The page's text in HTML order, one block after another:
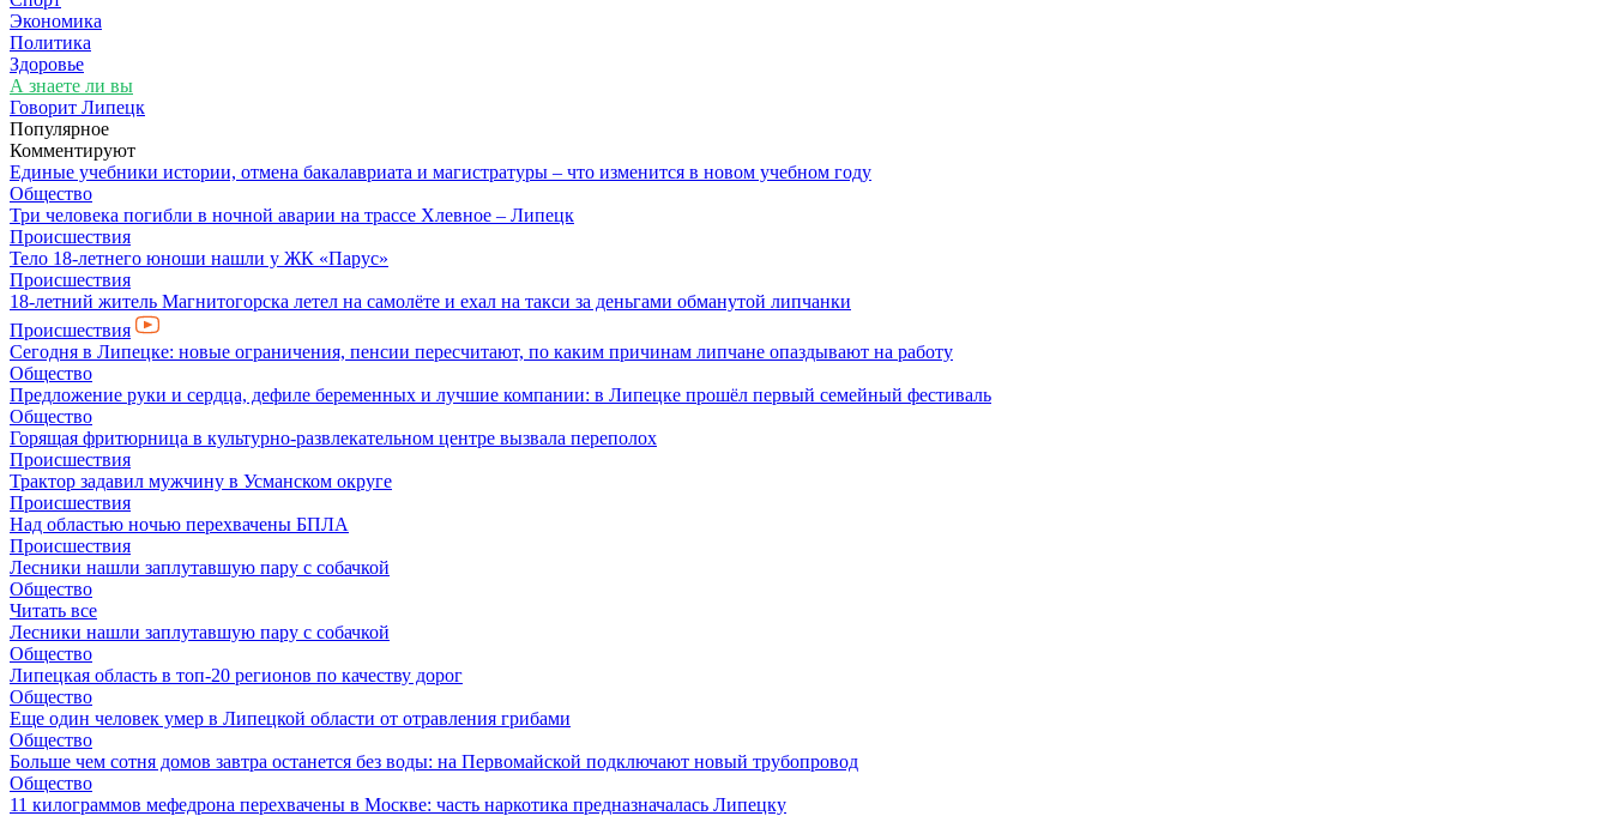
Экономика
Политика
Здоровье
А знаете ли вы
Говорит Липецк
Популярное
Комментируют
Единые учебники истории, отмена бакалавриата и магистратуры – что изменится в новом учебном году
Общество
Три человека погибли в ночной аварии на трассе Хлевное – Липецк
Происшествия
Тело 18-летнего юноши нашли у ЖК «Парус»
Происшествия
18-летний житель Магнитогорска летел на самолёте и ехал на такси за деньгами обманутой липчанки
Происшествия
Сегодня в Липецке: новые ограничения, пенсии пересчитают, по каким причинам липчане опаздывают на работу
Общество
Предложение руки и сердца, дефиле беременных и лучшие компании: в Липецке прошёл первый семейный фестиваль
Общество
Горящая фритюрница в культурно-развлекательном центре вызвала переполох
Происшествия
Трактор задавил мужчину в Усманском округе
Происшествия
Над областью ночью перехвачены БПЛА
Происшествия
Лесники нашли заплутавшую пару с собачкой
Общество
Читать все
Лесники нашли заплутавшую пару с собачкой
Общество
Липецкая область в топ-20 регионов по качеству дорог
Общество
Еще один человек умер в Липецкой области от отравления грибами
Общество
Больше чем сотня домов завтра останется без воды: на Первомайской подключают новый трубопровод
Общество
11 килограммов мефедрона перехвачены в Москве: часть наркотика предназначалась Липецку